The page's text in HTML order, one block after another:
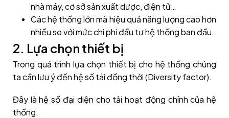
nhà máy, cơ sở sản xuất dược, điện tử…
Các hệ thống lớn mà hiệu quả năng lượng cao hơn
nhiều so với mức chi phí đầu tư hệ thống ban đầu.
2. Lựa chọn thiết bị
Trong quá trình lựa chọn thiết bị cho hệ thống chúng
ta cần lưu ý đến hệ số tải đồng thời (Diversity factor).
Đây là hệ số đại diện cho tải hoạt động chính của hệ
thống.